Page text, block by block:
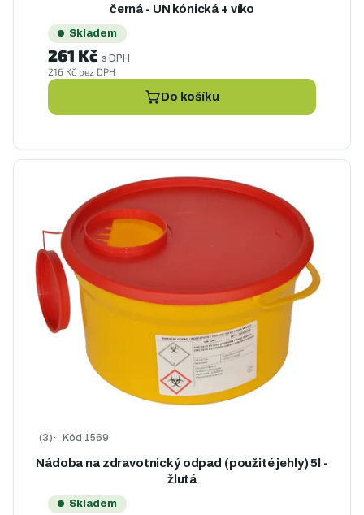
černá - UN kónická + víko
Skladem
216 Kč bez DPH
261 Kč s DPH
Do košíku
Nádoba na zdravotnický odpad (použité jehly) 5l -
žlutá
Průměrné hodnocení produktu je 5,0 z 5 hvězdiček.
Kód 1569
Skladem